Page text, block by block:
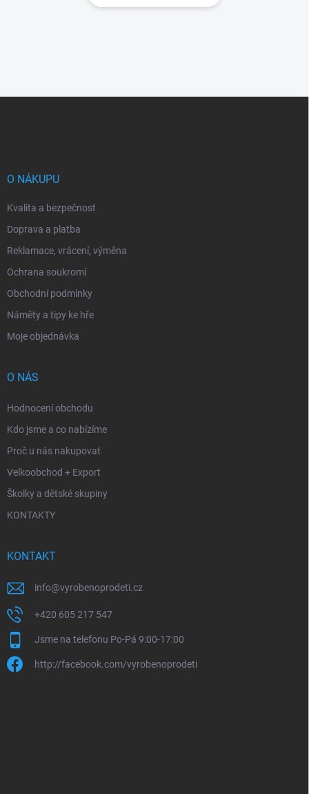
O NÁKUPU
Kvalita a bezpečnost
Doprava a platba
Reklamace, vrácení, výměna
Ochrana soukromí
Obchodní podmínky
Náměty a tipy ke hře
Moje objednávka
O NÁS
Hodnocení obchodu
Kdo jsme a co nabízíme
Proč u nás nakupovat
Velkoobchod + Export
Školky a dětské skupiny
KONTAKTY
KONTAKT
info@vyrobenoprodeti.cz
+420 605 217 547
Jsme na telefonu Po-Pá 9:00-17:00
http://facebook.com/vyrobenoprodeti